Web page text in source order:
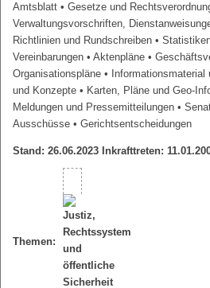
Amtsblatt • Gesetze und
Verwaltungsvorschriften,
Richtlinien und Rundschreiben •
Vereinbarungen • Aktenpläne •
Organisationspläne • Informationsmaterial
und Konzepte • Karten, Pläne und Geo-
Meldungen und Pressemitteilungen •
Ausschüsse • Gerichtsentscheidungen
Stand: 26.06.2023 Inkrafttreten:
Themen: